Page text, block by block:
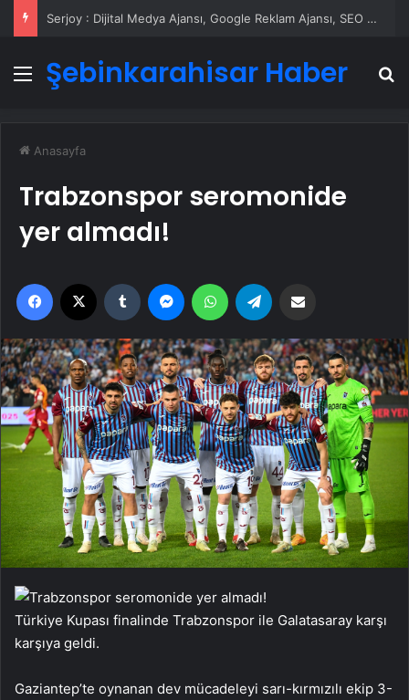
Serjoy : Dijital Medya Ajansı, Google Reklam Ajansı, SEO Ajansı ve Web Tasarım Ajansı
Menü
Şebinkarahisar Haber
Anasayfa
Trabzonspor seromonide
yer almadı!
Facebook Tumblr MessengerWhatsApp
Türkiye Kupası finalinde Trabzonspor ile Galatasaray karşı
karşıya geldi.
Gaziantep’te oynanan dev mücadeleyi sarı-kırmızılı ekip 3-